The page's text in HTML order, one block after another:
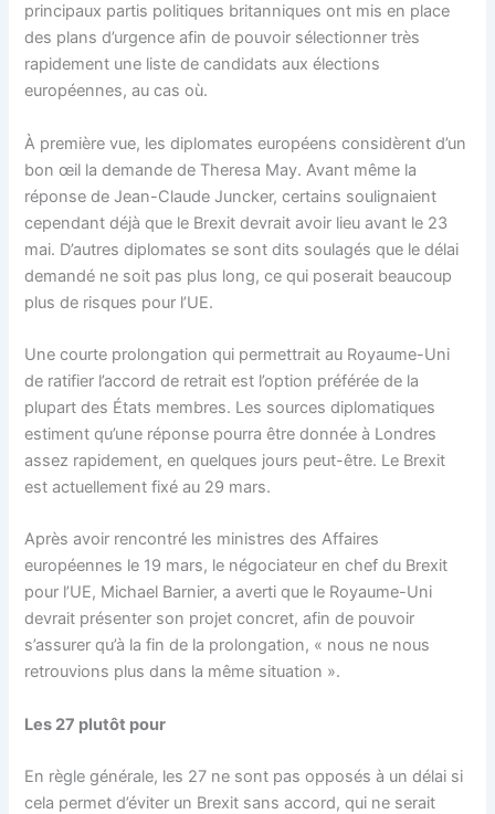
principaux partis politiques britanniques ont mis en place
des plans d’urgence afin de pouvoir sélectionner très
rapidement une liste de candidats aux élections
européennes, au cas où.
À première vue, les diplomates européens considèrent d’un
bon œil la demande de Theresa May. Avant même la
réponse de Jean-Claude Juncker, certains soulignaient
cependant déjà que le Brexit devrait avoir lieu avant le 23
mai. D’autres diplomates se sont dits soulagés que le délai
demandé ne soit pas plus long, ce qui poserait beaucoup
plus de risques pour l’UE.
Une courte prolongation qui permettrait au Royaume-Uni
de ratifier l’accord de retrait est l’option préférée de la
plupart des États membres. Les sources diplomatiques
estiment qu’une réponse pourra être donnée à Londres
assez rapidement, en quelques jours peut-être. Le Brexit
est actuellement fixé au 29 mars.
Après avoir rencontré les ministres des Affaires
européennes le 19 mars, le négociateur en chef du Brexit
pour l’UE, Michael Barnier, a averti que le Royaume-Uni
devrait présenter son projet concret, afin de pouvoir
s’assurer qu’à la fin de la prolongation, « nous ne nous
retrouvions plus dans la même situation ».
Les 27 plutôt pour
En règle générale, les 27 ne sont pas opposés à un délai si
cela permet d’éviter un Brexit sans accord, qui ne serait